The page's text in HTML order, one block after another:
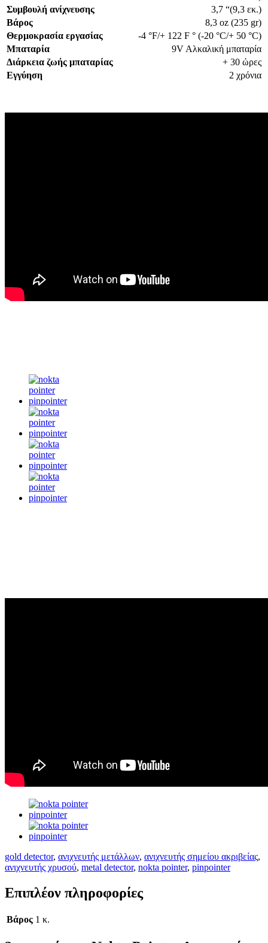
Συμβουλή ανίχνευσης
3,7 “(9,3 εκ.)
Βάρος
8,3 oz (235 gr)
Θερμοκρασία εργασίας
-4 °F/+ 122 F ° (-20 °C/+ 50 °C)
Μπαταρία
9V Aλκαλική μπαταρία
Διάρκεια ζωής μπαταρίας
+ 30 ώρες
Εγγύηση
2 χρόνια
gold detector, ανιχνευτής μετάλλων, ανιχνευτής σημείου ακριβείας,
ανιχνευτής χρυσού, metal detector, nokta pointer, pinpointer
Επιπλέον πληροφορίες
Βάρος 1 κ.